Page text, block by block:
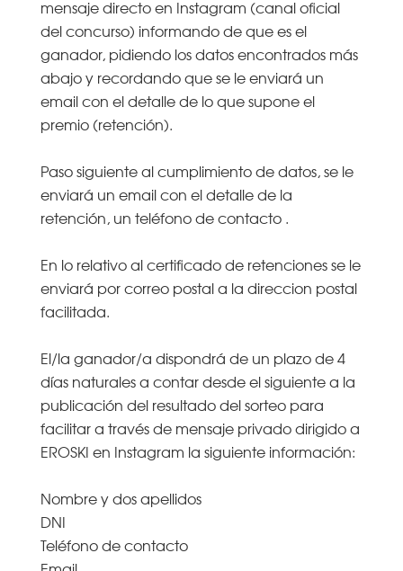
mensaje directo en Instagram (canal oficial
del concurso) informando de que es el
ganador, pidiendo los datos encontrados más
abajo y recordando que se le enviará un
email con el detalle de lo que supone el
premio (retención).
Paso siguiente al cumplimiento de datos, se le
enviará un email con el detalle de la
retención, un teléfono de contacto .
En lo relativo al certificado de retenciones se le
enviará por correo postal a la direccion postal
facilitada.
El/la ganador/a dispondrá de un plazo de 4
días naturales a contar desde el siguiente a la
publicación del resultado del sorteo para
facilitar a través de mensaje privado dirigido a
EROSKI en Instagram la siguiente información:
Nombre y dos apellidos
DNI
Teléfono de contacto